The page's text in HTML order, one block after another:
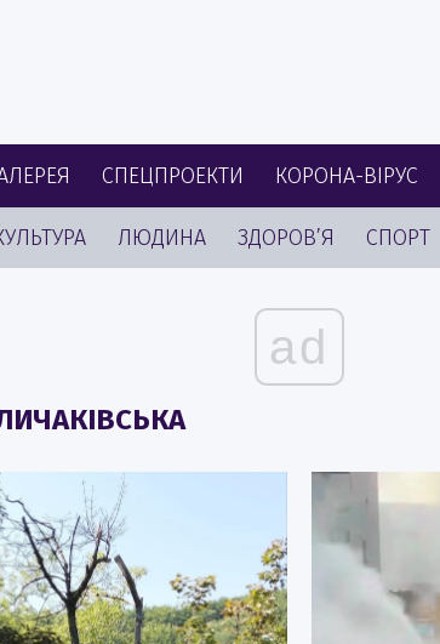
СПЕЦПРОЕКТИ КОРОНА-ВІРУС
ЛЮДИНА ЗДОРОВ’Я СПОРТ
ad